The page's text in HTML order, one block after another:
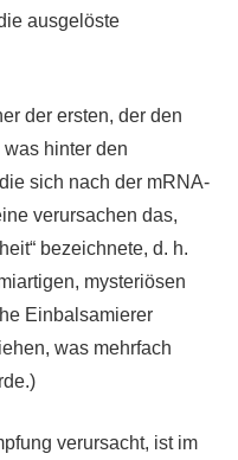
ausgelöste
der ersten, der den
was hinter den
sich nach der mRNA-
verursachen das,
bezeichnete, d. h.
mysteriösen
Einbalsamierer
was mehrfach
verursacht, ist im